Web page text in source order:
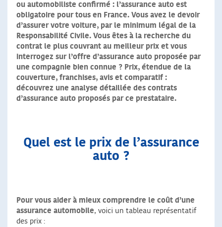
ou automobiliste confirmé : l’assurance auto est
obligatoire pour tous en France. Vous avez le devoir
d’assurer votre voiture, par le minimum légal de la
Responsabilité Civile. Vous êtes à la recherche du
contrat le plus couvrant au meilleur prix et vous
interrogez sur l’offre d’assurance auto proposée par
une compagnie bien connue ? Prix, étendue de la
couverture, franchises, avis et comparatif :
découvrez une analyse détaillée des contrats
d’assurance auto proposés par ce prestataire.
Quel est le prix de l’assurance
auto ?
Pour vous aider à mieux comprendre le coût d’une
assurance automobile, voici un tableau représentatif
des prix :